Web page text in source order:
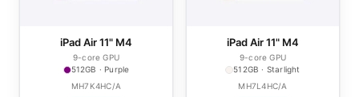
iPad Air 11" M4
9-core GPU
512GB · Purple
MH7K4HC/A
iPad Air 11" M4
9-core GPU
512GB · Starlight
MH7L4HC/A